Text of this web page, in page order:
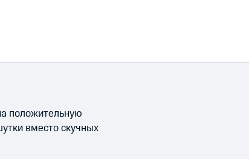
положительную
вместо скучных